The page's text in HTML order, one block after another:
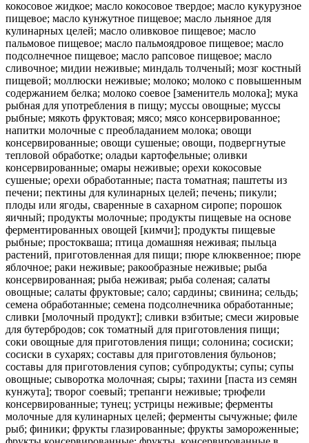
кокосовое жидкое; масло кокосовое твердое; масло кукурузное
пищевое; масло кунжутное пищевое; масло льняное для
кулинарных целей; масло оливковое пищевое; масло
пальмовое пищевое; масло пальмоядровое пищевое; масло
подсолнечное пищевое; масло рапсовое пищевое; масло
сливочное; мидии неживые; миндаль толченый; мозг костный
пищевой; моллюски неживые; молоко; молоко с повышенным
содержанием белка; молоко соевое [заменитель молока]; мука
рыбная для употребления в пищу; муссы овощные; муссы
рыбные; мякоть фруктовая; мясо; мясо консервированное;
напитки молочные с преобладанием молока; овощи
консервированные; овощи сушеные; овощи, подвергнутые
тепловой обработке; оладьи картофельные; оливки
консервированные; омары неживые; орехи кокосовые
сушеные; орехи обработанные; паста томатная; паштеты из
печени; пектины для кулинарных целей; печень; пикули;
плоды или ягоды, сваренные в сахарном сиропе; порошок
яичный; продукты молочные; продукты пищевые на основе
ферментированных овощей [кимчи]; продукты пищевые
рыбные; простокваша; птица домашняя неживая; пыльца
растений, приготовленная для пищи; пюре клюквенное; пюре
яблочное; раки неживые; ракообразные неживые; рыба
консервированная; рыба неживая; рыба соленая; салаты
овощные; салаты фруктовые; сало; сардины; свинина; сельдь;
семена обработанные; семена подсолнечника обработанные;
сливки [молочный продукт]; сливки взбитые; смеси жировые
для бутербродов; сок томатный для приготовления пищи;
соки овощные для приготовления пищи; солонина; сосиски;
сосиски в сухарях; составы для приготовления бульонов;
составы для приготовления супов; субпродукты; супы; супы
овощные; сыворотка молочная; сыры; тахини [паста из семян
кунжута]; творог соевый; трепанги неживые; трюфели
консервированные; тунец; устрицы неживые; ферменты
молочные для кулинарных целей; ферменты сычужные; филе
рыб; финики; фрукты глазированные; фрукты замороженные;